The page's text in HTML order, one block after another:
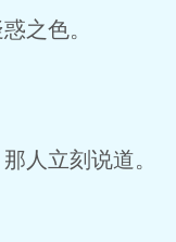
之色。
人立刻说道。